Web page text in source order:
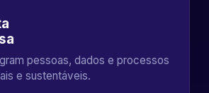
pessoas, dados e processos
e sustentáveis.